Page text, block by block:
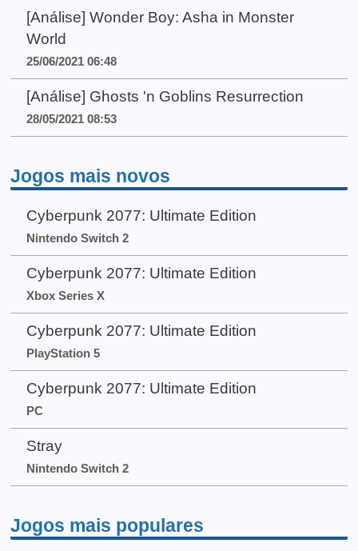
[Análise] Wonder Boy: Asha in Monster
World
25/06/2021 06:48
[Análise] Ghosts 'n Goblins Resurrection
28/05/2021 08:53
Jogos mais novos
Cyberpunk 2077: Ultimate Edition
Nintendo Switch 2
Cyberpunk 2077: Ultimate Edition
Xbox Series X
Cyberpunk 2077: Ultimate Edition
PlayStation 5
Cyberpunk 2077: Ultimate Edition
PC
Stray
Nintendo Switch 2
Jogos mais populares